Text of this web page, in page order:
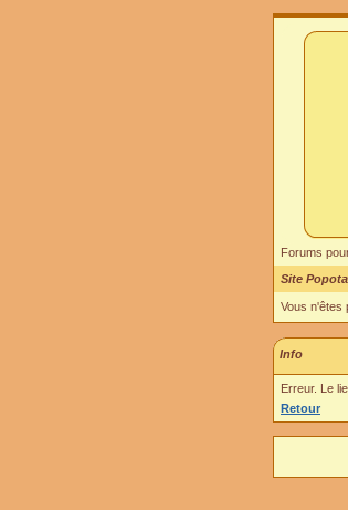
Forums
Site
Vous n'êtes
Info
Erreur. Le
Retour